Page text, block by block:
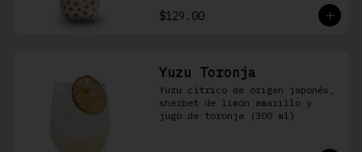
$129.00
Yuzu Toronja
Yuzu cítrico de origen japonés,
sherbet de limón amarillo y
jugo de toronja (300 ml)